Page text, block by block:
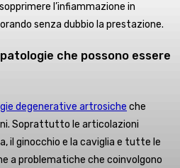
l’infiammazione in
senza dubbio la prestazione.
che possono essere
degenerative artrosiche che
Soprattutto le articolazioni
il ginocchio e la caviglia e tutte le
a problematiche che coinvolgono